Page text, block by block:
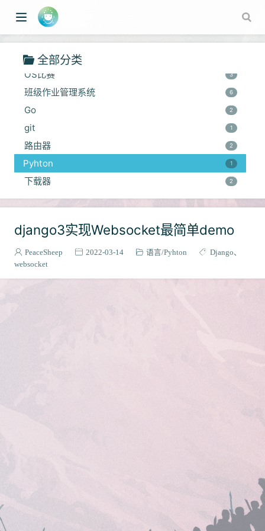
window)
全部分类
数据库
C++
OS比赛 3
班级作业管理系统 6
Go 2
git 1
路由器 2
Pyhton 1
下载器 2
django3实现Websocket最简单demo
PeaceSheep 2022-03-14 语言 Pyhton
Django
websocket